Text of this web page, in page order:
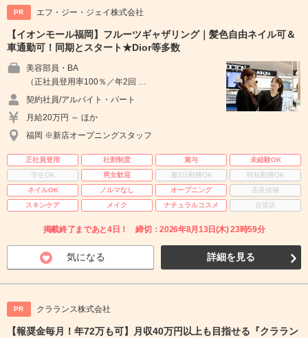
PR エフ・ジー・ジェイ株式会社
【イオンモール福岡】フルーツギャザリング｜髪色自由ネイル可＆
車通勤可！同期とスタート★Dior等多数
美容部員・BA
（正社員登用率100％／年2回 …
契約社員/アルバイト・パート
月給20万円 ～ ほか
福岡 ※新店オープニングスタッフ
正社員登用 社割制度 賞与
未経験OK
学生OK
男女歓迎 週3日勤務OK
時短勤務OK
ネイルOK
ノルマなし オープニング
店長候補
スキンケア
メイク ナチュラルコスメ 百貨店
掲載終了まであと4日！ 締切：2026年8月13日(木) 23時59分
気になる 詳細を見る
PR クラランス株式会社
【報奨金毎月！年72万も可】月収40万円以上も目指せる『クララン